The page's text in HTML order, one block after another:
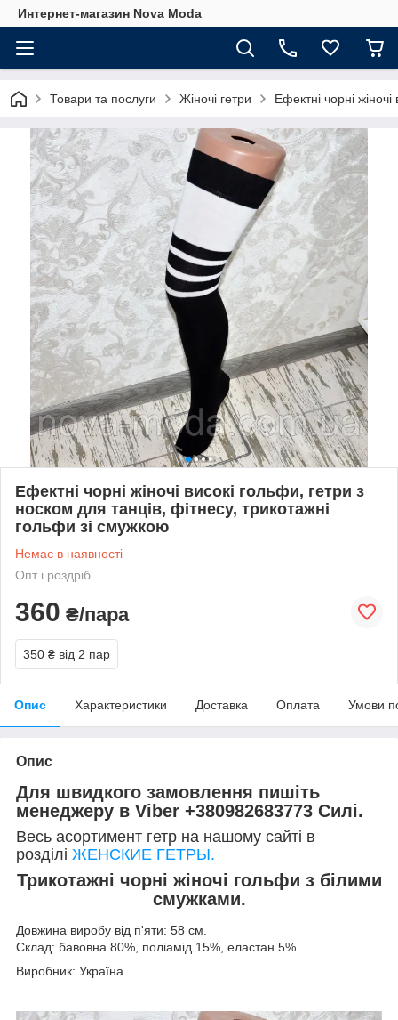
Интернет-магазин Nova Moda
Товари та послуги Жіночі гетри Ефектні чорні
Ефектні чорні жіночі високі гольфи, гетри з
носком для танців, фітнесу, трикотажні
гольфи зі смужкою
Немає в наявності
Опт і роздріб
360 ₴/пара
350 ₴ від 2 пар
Опис Характеристики Доставка Оплата Умови
Опис
Для швидкого замовлення пишіть
менеджеру в Viber +380982683773 Силі.
Весь асортимент гетр на нашому сайті в
розділі ЖЕНСКИЕ ГЕТРЫ.
Трикотажні чорні жіночі гольфи з білими
смужками.
Довжина виробу від п'яти: 58 см.
Склад: бавовна 80%, поліамід 15%, еластан 5%.
Виробник: Україна.